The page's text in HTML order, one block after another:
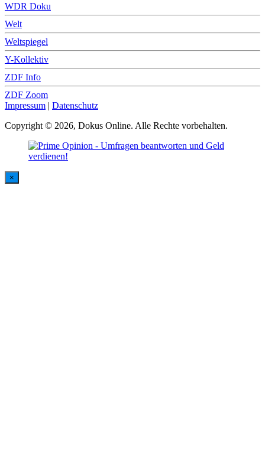
WDR Doku
Welt
Weltspiegel
Y-Kollektiv
ZDF Info
ZDF Zoom
Impressum | Datenschutz
Copyright © 2026, Dokus Online. Alle Rechte vorbehalten.
×